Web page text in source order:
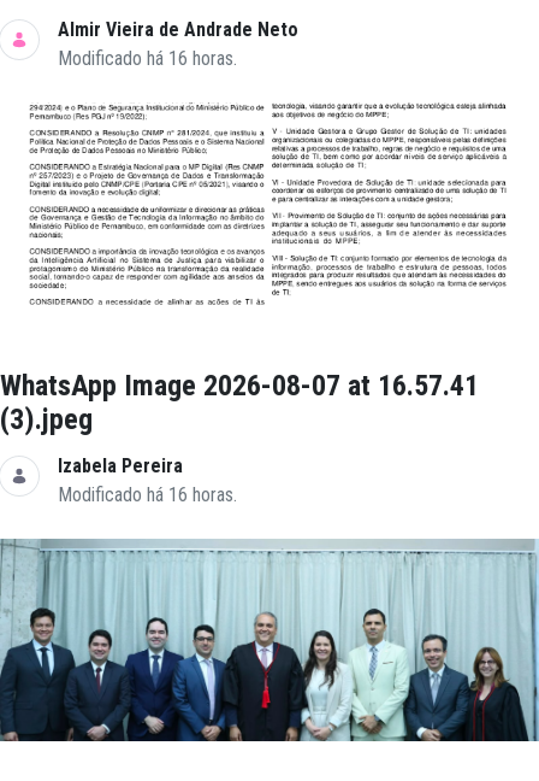
Almir Vieira de Andrade Neto
Modificado há 16 horas.
WhatsApp Image 2026-08-07 at 16.57.41
(3).jpeg
Izabela Pereira
Modificado há 16 horas.